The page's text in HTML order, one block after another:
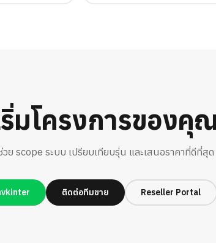
มโครงการของคุ
ย scope ระบบ เปรียบเทียบรุ่น และเสนอราคาที่ดีที่สุด
ติดต่อทีมขาย Reseller Portal